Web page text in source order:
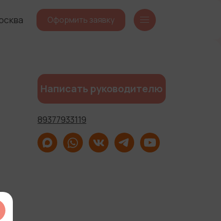
Оформить заявку
Написать руководителю
89377933119